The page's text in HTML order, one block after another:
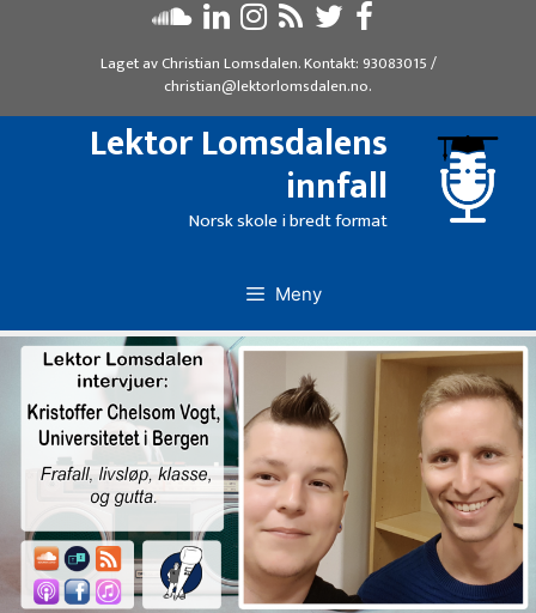
Laget avChristian Lomsdalen. Kontakt: 93083015/
christian@lektorlomsdalen.no.
Lektor Lomsdalens
innfall
Norsk skole i bredt format
Meny